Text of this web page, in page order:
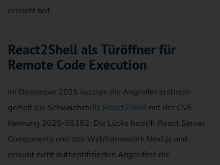
erreicht hat.
React2Shell als Türöffner für
Remote Code Execution
Im Dezember 2025 nutzten die Angreifer erstmals
gezielt die Schwachstelle React2Shell mit der CVE-
Kennung 2025-55182. Die Lücke betrifft React Server
Components und das Webframework Next.js und
erlaubt nicht authentifizierten Angreifern die